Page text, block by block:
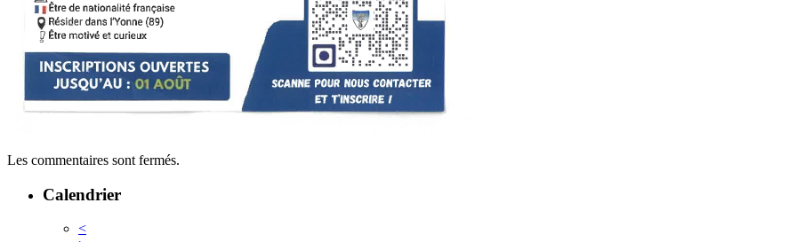
Les commentaires sont fermés.
Calendrier
<